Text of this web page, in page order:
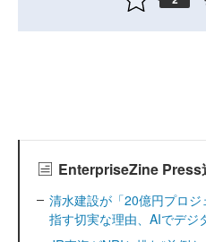
EnterpriseZine Press
清水建設が「20億円プロ
指す切実な理由、AIでデジ